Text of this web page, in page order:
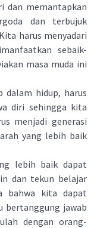
dan memantapkan
dan terbujuk
harus menyadari
sebaik-
masa muda ini
hidup, harus
diri sehingga kita
menjadi generasi
yang lebih baik
lebih baik dapat
dan tekun belajar
bahwa kita dapat
bertanggung jawab
dengan orang-